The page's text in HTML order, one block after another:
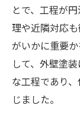
とで、工程が
理や近隣対応
がいかに重要
して、外壁塗
な工程であり
じました。